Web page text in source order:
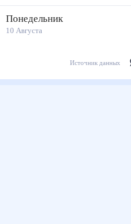
Понедельник
10 Августа
Источник данных